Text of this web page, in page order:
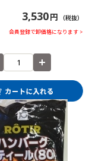
3,530円 （税抜）
会員登録で卸価格になります >